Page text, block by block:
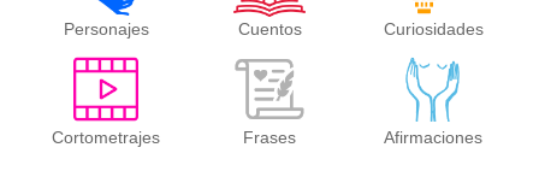
Personajes Cuentos Curiosidades
Cortometrajes Frases Afirmaciones